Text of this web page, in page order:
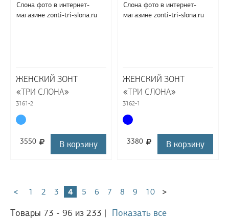
ЖЕНСКИЙ ЗОНТ
«ТРИ СЛОНА»
3161-2
3550 В корзину
ЖЕНСКИЙ ЗОНТ
«ТРИ СЛОНА»
3162-1
3380 В корзину
< 1 2 3 4 5 6 7 8 9 10 >
Товары 73 - 96 из 233 | Показать все